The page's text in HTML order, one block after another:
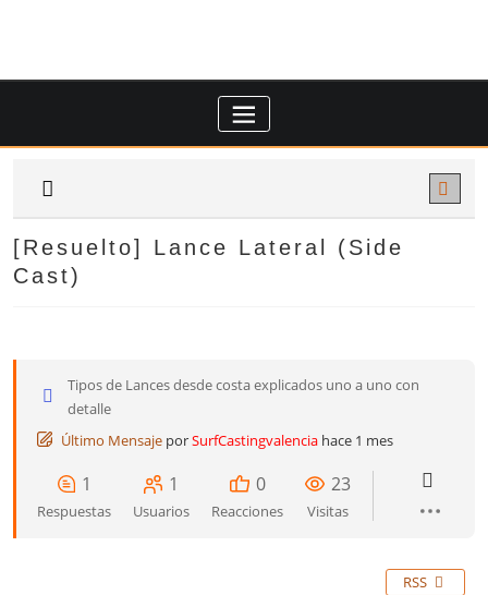
[Resuelto]
Lance Lateral (Side
Cast)
Tipos de Lances desde costa explicados uno a uno con
detalle
Último Mensaje porSurfCastingvalencia hace 1 mes
1
Respuestas
1
Usuarios
0
Reacciones
23
Visitas
RSS